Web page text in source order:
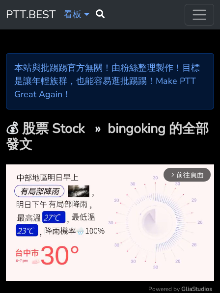
PTT.BEST 看板
本站與批踢踢官方無關！由粉絲整理製作！目標
是讓年輕族群，也能容易逛批踢踢！Make PTT
Great Again！
💰股票 Stock » bingoking 的全部
發文
arrow_forward_ios 前往頁面
Powered by GliaStudios